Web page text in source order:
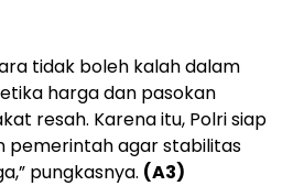
tidak boleh kalah dalam
harga dan pasokan
resah. Karena itu, Polri siap
pemerintah agar stabilitas
pungkasnya. (A3)